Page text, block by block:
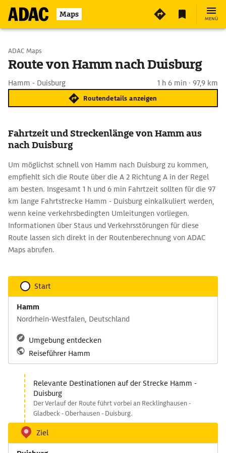
Maps MENÜ
Start wählen
ADAC Maps
Route von Hamm nach Duisburg
Hamm - Duisburg 1 h 6 min · 97,9 km
Routendetails anzeigen
Fahrtzeit und Streckenlänge von Hamm aus
nach Duisburg
Um möglichst schnell von Hamm nach Duisburg zu kommen,
empfiehlt sich die Route über die A 2 Richtung A in der Regel
am besten. Insgesamt 1 h und 6 min Fahrtzeit sollten für die 97
km lange Fahrtstrecke Hamm - Duisburg einkalkuliert werden,
wenn keine verkehrsbedingten Umleitungen vorliegen.
Informationen über Staus und Verkehrsstörungen für diese
Route lassen sich direkt in der Routenberechnung von ADAC
Maps abrufen.
Start
Hamm
Nordrhein-Westfalen, Deutschland
Umgebung entdecken
Reiseführer Hamm
Relevante Destinationen auf der Strecke Hamm -
Duisburg
Der Verlauf der Route führt vorbei an Recklinghausen -
Gladbeck - Oberhausen - Duisburg.
Ziel